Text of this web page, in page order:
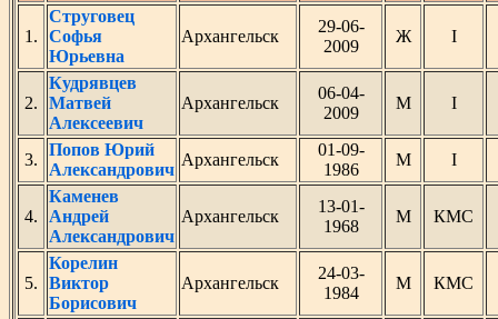
1.
Струговец
Софья
Юрьевна
Архангельск
29-06-
2009
Ж I
2.
Кудрявцев
Матвей
Алексеевич
Архангельск
06-04-
2009
М I
3.
Попов Юрий
Александрович
Архангельск
01-09-
1986
М I
4.
Каменев
Андрей
Александрович
Архангельск
13-01-
1968
М КМС
5.
Корелин
Виктор
Борисович
Архангельск
24-03-
1984
М КМС